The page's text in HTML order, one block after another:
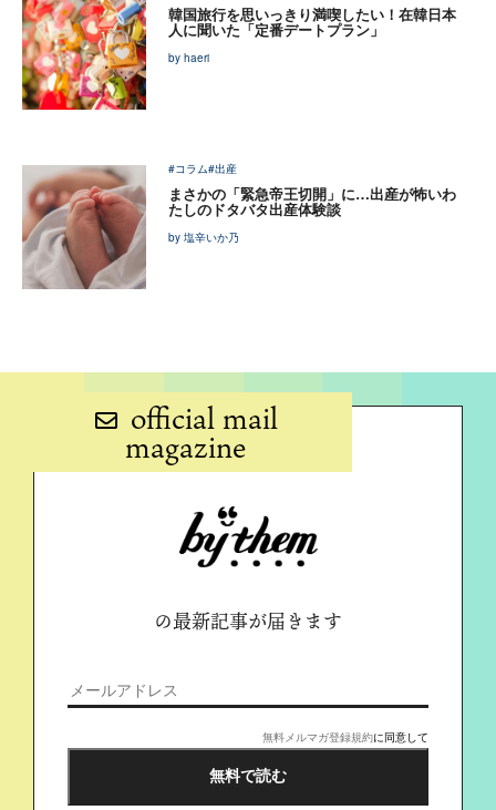
韓国旅行を思いっきり満喫したい！在韓日本
人に聞いた「定番デートプラン」
by haeri
#コラム#出産
まさかの「緊急帝王切開」に…出産が怖いわ
たしのドタバタ出産体験談
by 塩辛いか乃
official mail
magazine
の最新記事が届きます
無料メルマガ登録規約に同意して